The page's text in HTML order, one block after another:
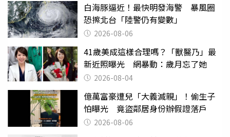
白海豚逼近！最快明發海警 暴風圈
恐擦北台「陸警仍有變數」
2026-08-06
41歲美成這樣合理嗎？「獸醫乃」最
新近照曝光 網暴動：歲月忘了她
2026-08-04
億萬富豪遭兒「大義滅親」！偷生子
怕曝光 竟盜鄰居身份辦假證落戶
2026-08-06